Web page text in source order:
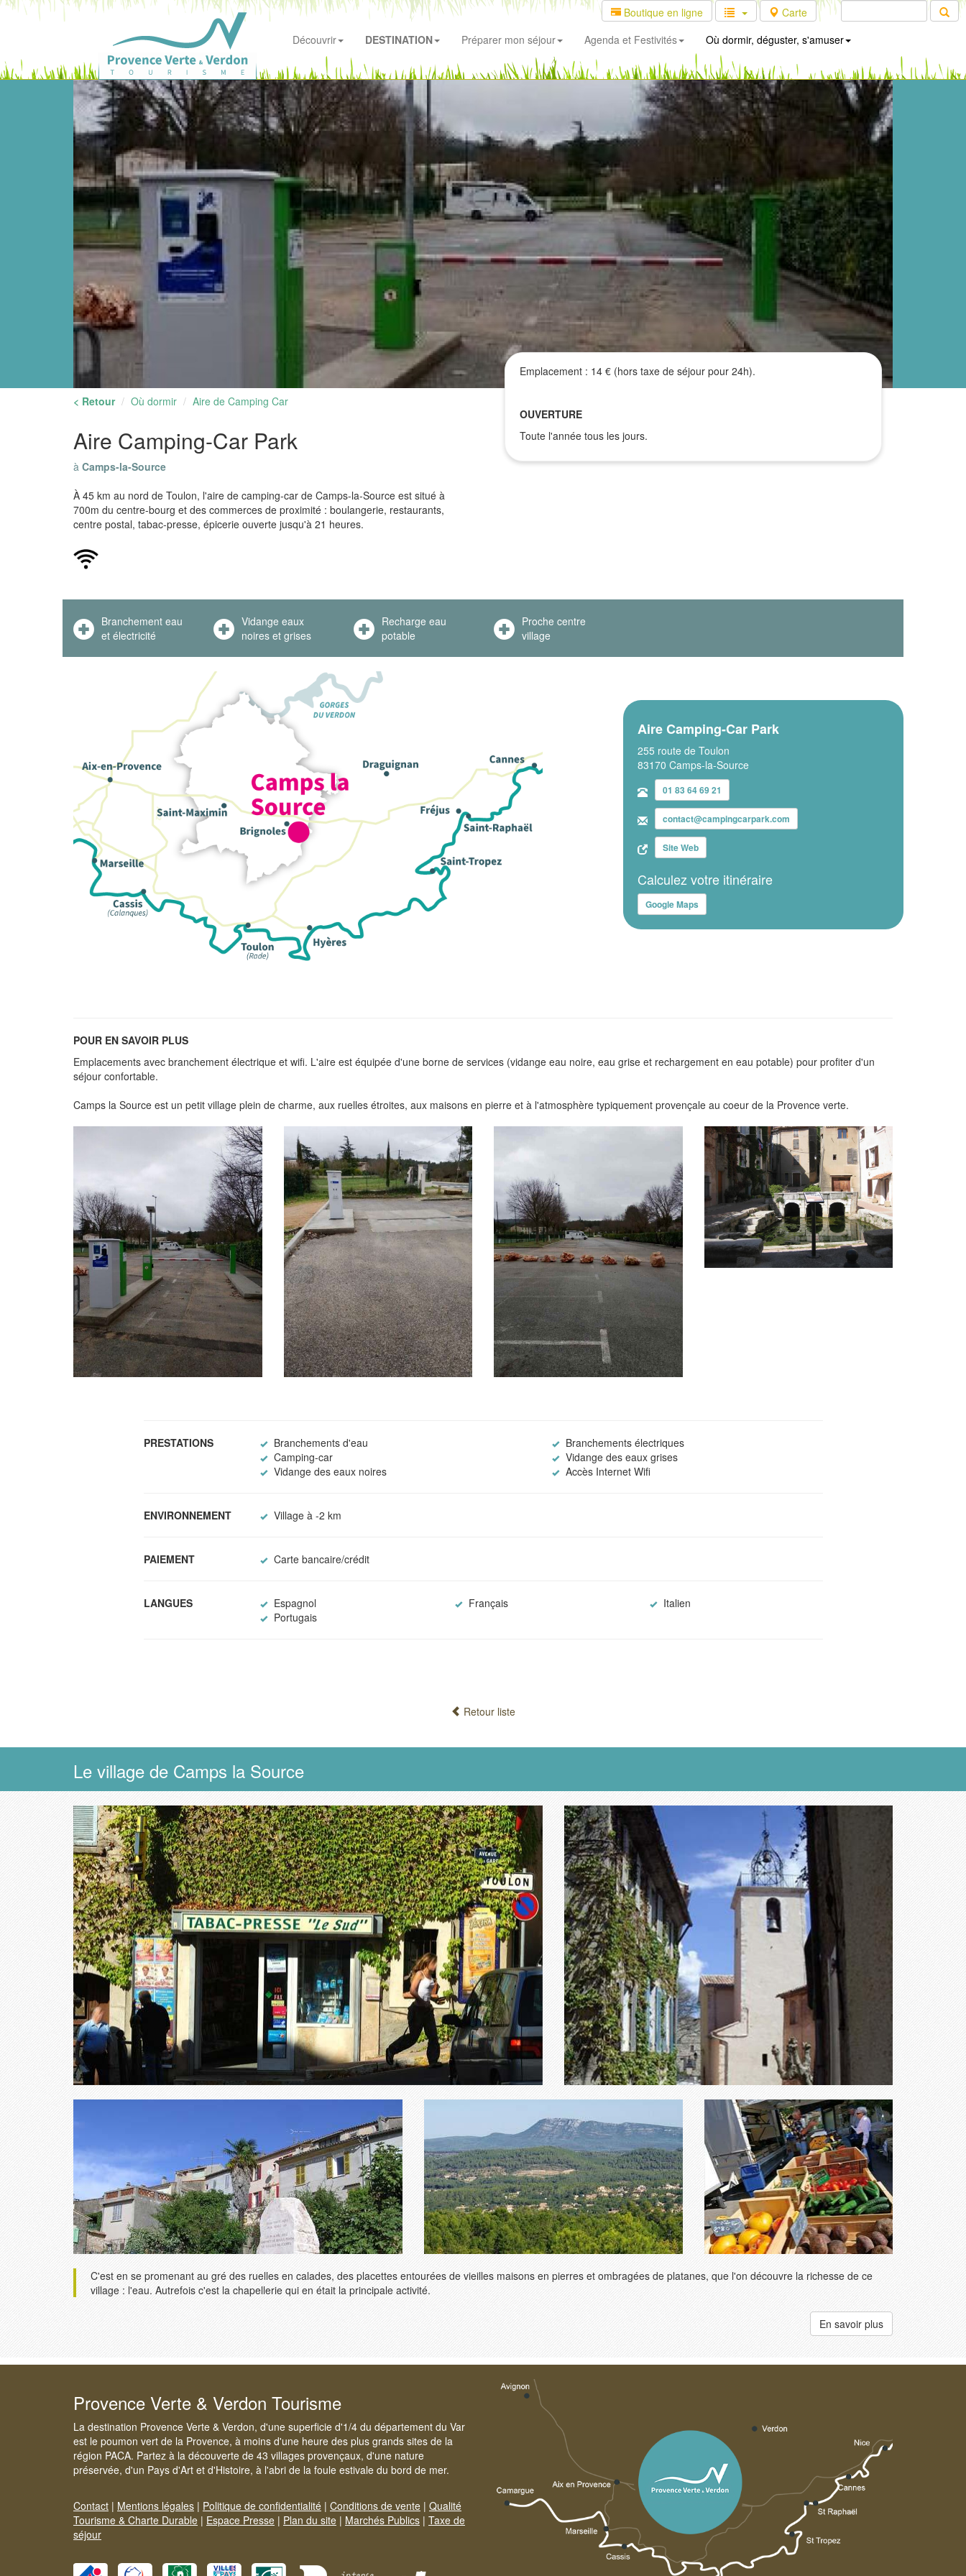
Boutique en ligne
Carte
Découvrir
DESTINATION Préparer mon séjour Agenda et Festivités Où dormir, déguster, s'amuser
< Retour Où dormir Aire de Camping Car
Aire Camping-Car Park
à Camps-la-Source
À 45 km au nord de Toulon, l'aire de camping-car de Camps-la-Source est situé à
700m du centre-bourg et des commerces de proximité : boulangerie, restaurants,
centre postal, tabac-presse, épicerie ouverte jusqu'à 21 heures.
Emplacement : 14 € (hors taxe de séjour pour 24h).
OUVERTURE
Toute l'année tous les jours.
Branchement eau
et électricité
Vidange eaux
noires et grises
Recharge eau
potable
Proche centre
village
Aire Camping-Car Park
255 route de Toulon
83170 Camps-la-Source
01 83 64 69 21
contact@campingcarpark.com
Site Web
Calculez votre itinéraire
Google Maps
POUR EN SAVOIR PLUS
Emplacements avec branchement électrique et wifi. L'aire est équipée d'une borne de services (vidange eau noire, eau grise et rechargement en eau potable) pour profiter d'un
séjour confortable.
Camps la Source est un petit village plein de charme, aux ruelles étroites, aux maisons en pierre et à l'atmosphère typiquement provençale au coeur de la Provence verte.
PRESTATIONS Branchements d'eau
Branchements électriques
Camping-car
Vidange des eaux grises
Vidange des eaux noires
Accès Internet Wifi
ENVIRONNEMENT Village à -2 km
PAIEMENT Carte bancaire/crédit
LANGUES Espagnol Français
Italien
Portugais
Retour liste
Le village de Camps la Source
C'est en se promenant au gré des ruelles en calades, des placettes entourées de vieilles maisons en pierres et ombragées de platanes, que l'on découvre la richesse de ce
village : l'eau. Autrefois c'est la chapellerie qui en était la principale activité.
En savoir plus
Provence Verte & Verdon Tourisme
La destination Provence Verte & Verdon, d'une superficie d'1/4 du département du Var
est le poumon vert de la Provence, à moins d'une heure des plus grands sites de la
région PACA. Partez à la découverte de 43 villages provençaux, d'une nature
préservée, d'un Pays d'Art et d'Histoire, à l'abri de la foule estivale du bord de mer.
Contact | Mentions légales | Politique de confidentialité | Conditions de vente | Qualité
Tourisme & Charte Durable | Espace Presse | Plan du site | Marchés Publics | Taxe de
séjour